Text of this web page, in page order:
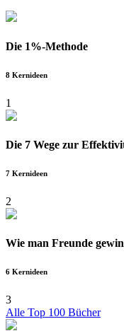
Die 1%-Methode
8 Kernideen
1
Die 7 Wege zur
7 Kernideen
2
Wie man Freunde
6 Kernideen
3
Alle Top 100 Bücher